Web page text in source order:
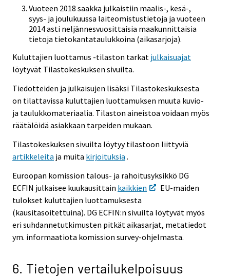
Vuoteen 2018 saakka julkaistiin maalis-, kesä-,
syys- ja joulukuussa laiteomistustietoja ja vuoteen
2014 asti neljännesvuosittaisia maakunnittaisia
tietoja tietokantataulukkoina (aikasarjoja).
Kuluttajien luottamus -tilaston tarkat julkaisuajat
löytyvät Tilastokeskuksen sivuilta.
Tiedotteiden ja julkaisujen lisäksi Tilastokeskuksesta
on tilattavissa kuluttajien luottamuksen muuta kuvio-
ja taulukkomateriaalia. Tilaston aineistoa voidaan myös
räätälöidä asiakkaan tarpeiden mukaan.
Tilastokeskuksen sivuilta löytyy tilastoon liittyviä
artikkeleita ja muita kirjoituksia .
Euroopan komission talous- ja rahoitusyksikkö DG
ECFIN julkaisee kuukausittain kaikkien
EU-maiden
tulokset kuluttajien luottamuksesta
(kausitasoitettuina). DG ECFIN:n sivuilta löytyvät myös
eri suhdannetutkimusten pitkät aikasarjat, metatiedot
ym. informaatiota komission survey-ohjelmasta.
6. Tietojen vertailukelpoisuus